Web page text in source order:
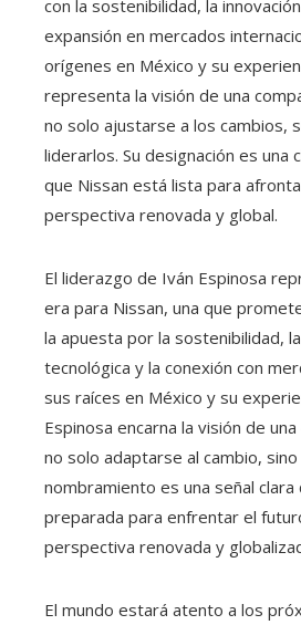
con la sostenibilidad, la
expansión en mercados
orígenes en México y su
representa la visión de una
no solo ajustarse a los cambios,
liderarlos. Su designación es una
que Nissan está lista para
perspectiva renovada y global.
El liderazgo de Iván Espinosa
era para Nissan, una que
la apuesta por la sostenibilidad,
tecnológica y la conexión con
sus raíces en México y su
Espinosa encarna la visión de
no solo adaptarse al cambio, sino
nombramiento es una señal
preparada para enfrentar el
perspectiva renovada y
El mundo estará atento a los